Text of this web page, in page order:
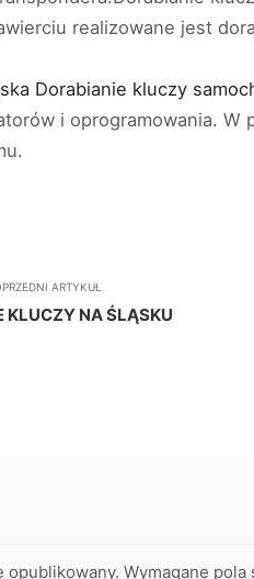
realizowane jest
Dorabianie kluczy
i oprogramowania.
ARTYKUŁ
KLUCZY NA ŚLĄSKU
opublikowany. Wymagane pola